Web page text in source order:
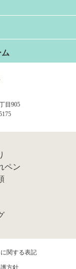
目905
ペン
関する表記
方針